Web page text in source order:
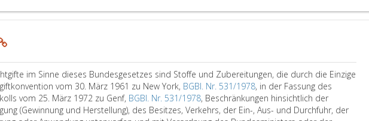
im Sinne dieses Bundesgesetzes sind Stoffe und Zubereitungen, die durch die Einzige
vom 30. März 1961 zu New York, BGBl. Nr. 531/1978, in der Fassung des
vom 25. März 1972 zu Genf, BGBl. Nr. 531/1978, Beschränkungen hinsichtlich der
(Gewinnung und Herstellung), des Besitzes, Verkehrs, der Ein-, Aus- und Durchfuhr, der